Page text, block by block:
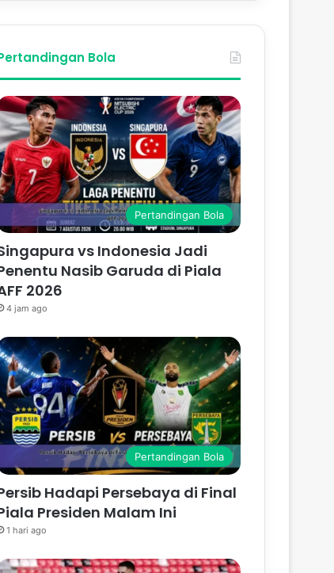
Bola
Pertandingan Bola
vs Indonesia Jadi
Nasib Garuda di Piala
2026
4 jam ago
Pertandingan Bola
Hadapi Persebaya di Final
Presiden Malam Ini
1 hari ago